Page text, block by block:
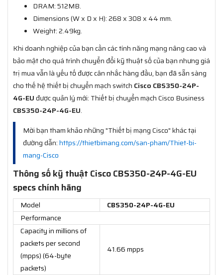
DRAM: 512MB.
Dimensions (W x D x H): 268 x 308 x 44 mm.
Weight: 2.49kg.
Khi doanh nghiệp của bạn cần các tính năng mạng nâng cao và
bảo mật cho quá trình chuyển đổi kỹ thuật số của bạn nhưng giá
trị mua vẫn là yếu tố được cân nhắc hàng đầu, bạn đã sẵn sàng
cho thế hệ thiết bị chuyển mạch switch Cisco CBS350-24P-
4G-EU được quản lý mới: Thiết bị chuyển mạch Cisco Business
CBS350-24P-4G-EU.
Mời bạn tham khảo những "Thiết bị mạng Cisco" khác tại
đường dẫn:https://thietbimang.com/san-pham/Thiet-bi-
mang-Cisco
Thông số kỹ thuật Cisco CBS350-24P-4G-EU
specs chính hãng
Model
CBS350-24P-4G-EU
Performance
Capacity in millions of
packets per second
(mpps) (64-byte
packets)
41.66 mpps